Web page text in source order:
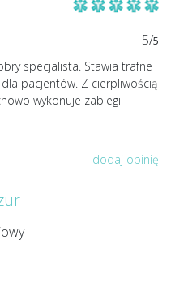
5/5
specjalista. Stawia trafne
pacjentów. Z cierpliwością
wykonuje zabiegi
dodaj opinię